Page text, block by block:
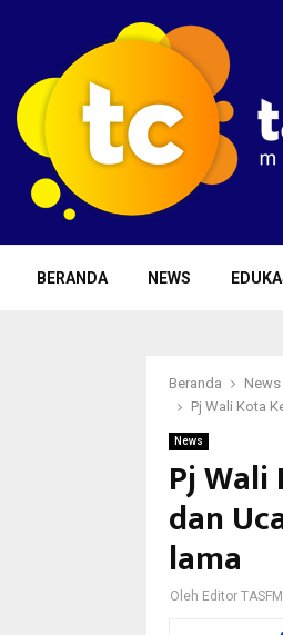
BERANDA NEWS
Beranda
News
Pj Wali Kota
News
Pj
dan
lama
Oleh Editor